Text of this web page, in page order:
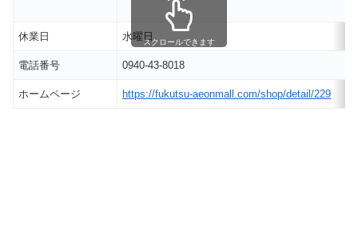
休業日 水曜日
電話番号 0940-43-8018
ホームページ https://fukutsu-aeonmall.com/shop/detail/229
スクロールできます